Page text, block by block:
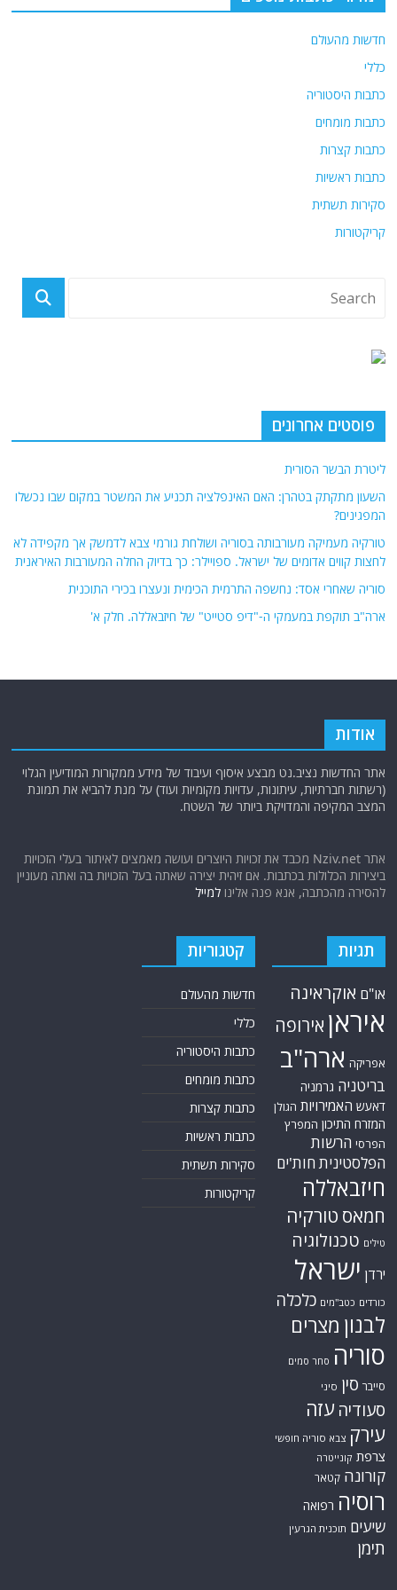
חדשות מהעולם
כללי
כתבות היסטוריה
כתבות מומחים
כתבות קצרות
כתבות ראשיות
סקירות תשתית
קריקטורות
פוסטים אחרונים
ליטרת הבשר הסורית
השעון מתקתק בטהרן: האם האינפלציה תכניע את המשטר במקום שבו נכשלו
המפגינים?
טורקיה מעמיקה מעורבותה בסוריה ושולחת גורמי צבא לדמשק אך מקפידה לא
לחצות קווים אדומים של ישראל. ספויילר: כך בדיוק החלה המעורבות האיראנית
סוריה שאחרי אסד: נחשפה התרמית הכימית ונעצרו בכירי התוכנית
ארה"ב תוקפת במעמקי ה-"דיפ סטייט" של חיזבאללה. חלק א'
אודות
אתר החדשות נציב.נט מבצע איסוף ועיבוד של מידע ממקורות המודיעין הגלוי
(רשתות חברתיות, עיתונות, עדויות מקומיות ועוד) על מנת להביא את תמונת
המצב המקיפה והמדויקת ביותר של השטח.
אתר Nziv.net מכבד את זכויות היוצרים ועושה מאמצים לאיתור בעלי הזכויות
ביצירות הכלולות בכתבות. אם זיהית יצירה שאתה בעל הזכויות בה ואתה מעוניין
להסירה מהכתבה, אנא פנה אלינולמייל
תגיות
או"ם אוקראינה
איראן אירופה
אפריקה ארה"ב
בריטניה גרמניה
דאעש האמירויות הגולן
המזרח התיכון המפרץ
הפרסי הרשות
הפלסטיניתחות'ים
חיזבאללה
חמאס טורקיה
טילים טכנולוגיה
ירדן ישראל
כורדים כטב"מים כלכלה
לבנון מצרים
סוריה סחר סמים
סייבר סין סיני
סעודיה עזה
עירק צבא סוריה חופשי
צרפת קונייטרה
קורונה קטאר
רוסיה רפואה
שיעים תוכנית הגרעין
תימן
קטגוריות
חדשות מהעולם
כללי
כתבות היסטוריה
כתבות מומחים
כתבות קצרות
כתבות ראשיות
סקירות תשתית
קריקטורות